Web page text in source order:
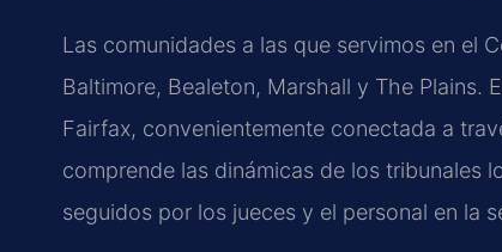
Las comunidades a las que servimos en el
Baltimore, Bealeton, Marshall y The Plains.
Fairfax, convenientemente conectada a
comprende las dinámicas de los tribunales
seguidos por los jueces y el personal en la